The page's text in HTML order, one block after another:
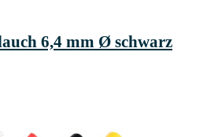
6,4 mm Ø schwarz